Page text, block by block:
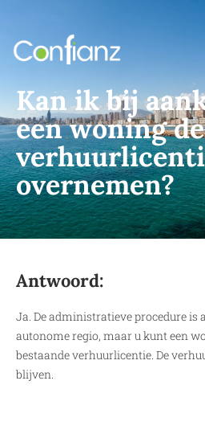
Kan ik bij
een woning de
overnemen?
Antwoord:
Ja. De administratieve procedure is
autonome regio, maar u kunt een
bestaande verhuurlicentie. De
blijven.